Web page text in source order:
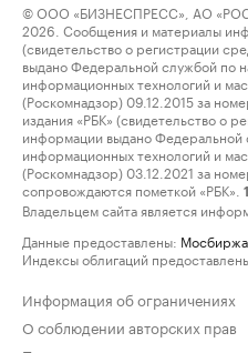
© ООО «БИЗНЕСПРЕСС», АО
2026. Сообщения и материалы
(свидетельство о регистрации
выдано Федеральной службой по
информационных технологий и
(Роскомнадзор) 09.12.2015 за
издания «РБК» (свидетельство о
информации выдано Федеральной
информационных технологий и
(Роскомнадзор) 03.12.2021 за
сопровождаются пометкой «РБК».
Владельцем сайта является
Данные предоставлены: Мосбиржа
Индексы облигаций
Информация об ограничениях
О соблюдении авторских прав